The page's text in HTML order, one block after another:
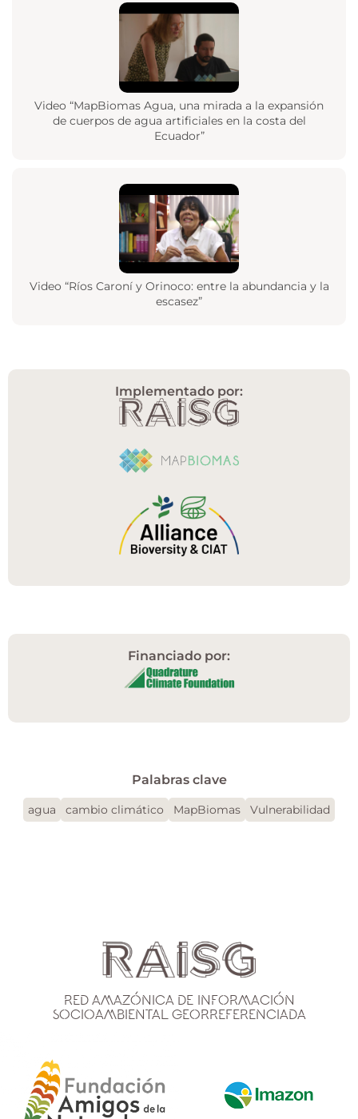
Video “MapBiomas Agua, una mirada a la expansión
de cuerpos de agua artificiales en la costa del
Ecuador”
Video “Ríos Caroní y Orinoco: entre la abundancia y la
escasez”
Implementado por:
Financiado por:
Palabras clave
agua cambio climático MapBiomas Vulnerabilidad
Red Amazónica de Información
Socioambiental Georreferenciada